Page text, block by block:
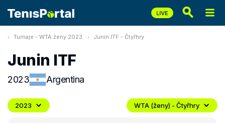
Turnaje - WTA ženy 2023 Junin ITF - Čtyřhry
Junin ITF
2023 Argentina
2023 WTA (ženy) - Čtyřhry